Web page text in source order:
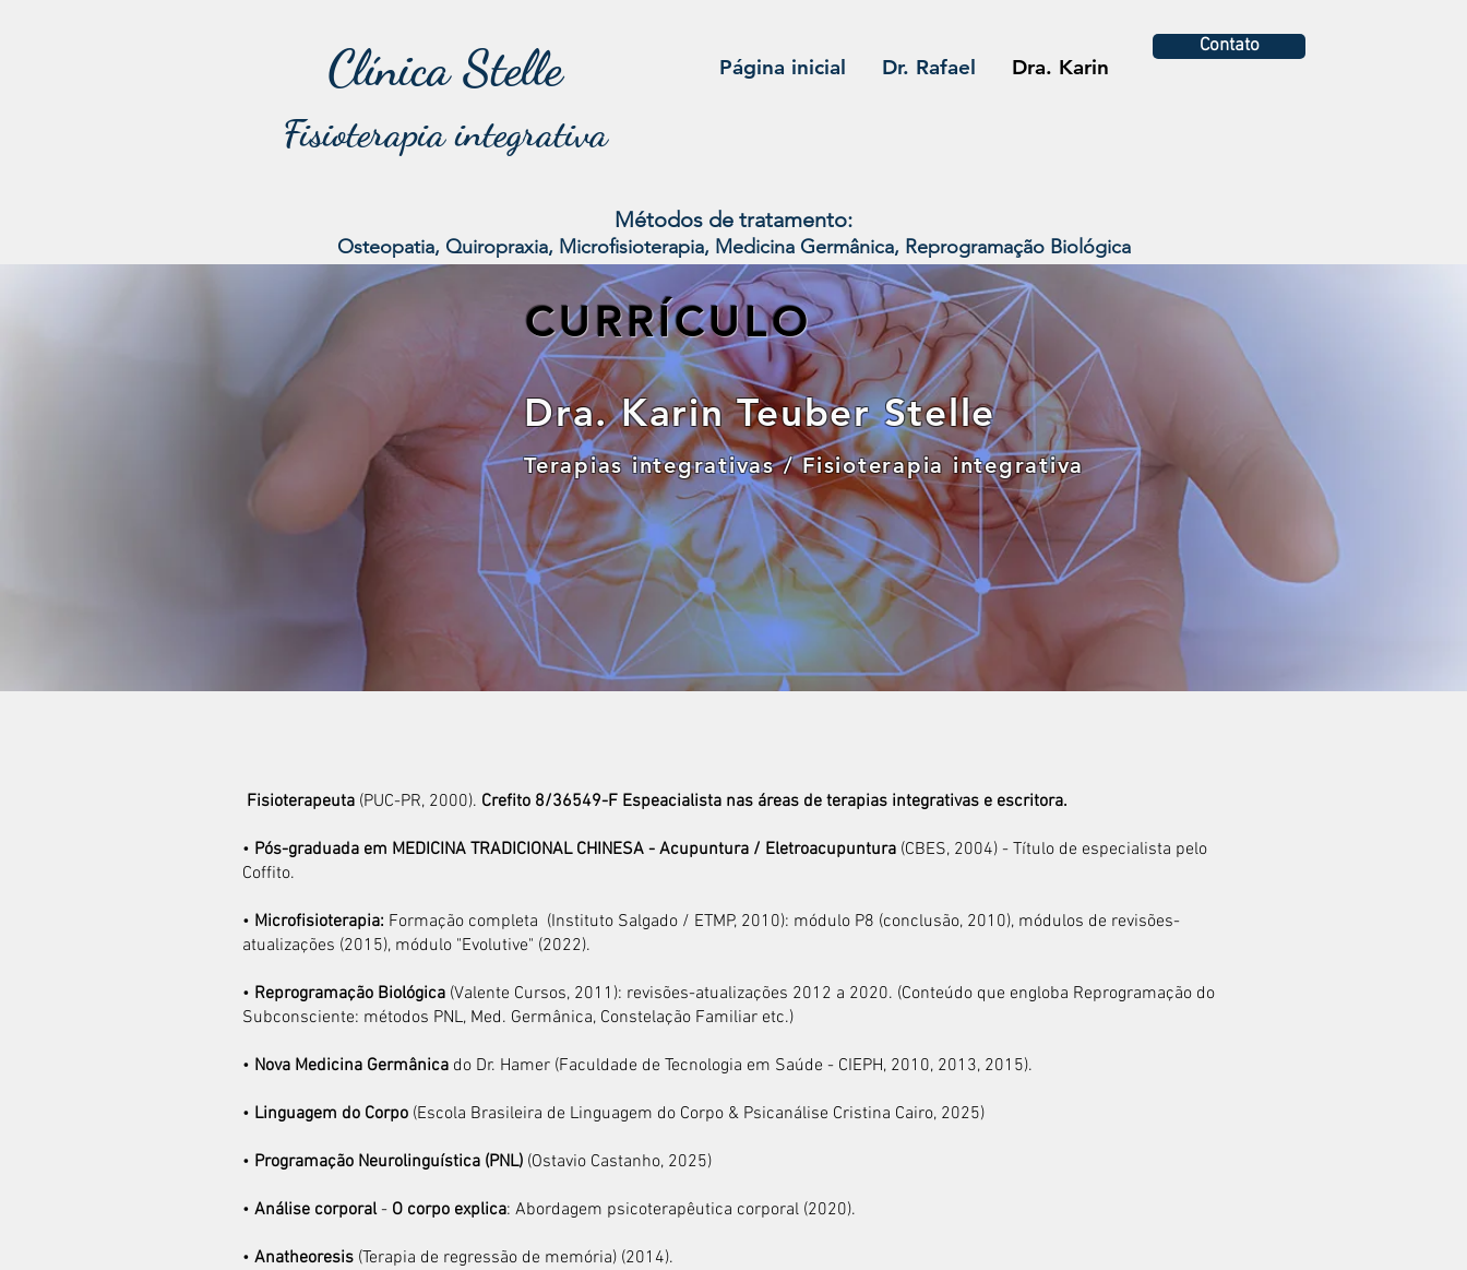
Clínica Stelle
Fisioterapia integrativa
Página inicial Dr. Rafael Dra. Karin
Contato
Métodos de tratamento:
Osteopatia, Quiropraxia, Microfisioterapia, Medicina Germânica, Reprogramação Biológica
CURRÍCULO
Dra. Karin Teuber Stelle
Terapias integrativas / Fisioterapia integrativa
Fisioterapeuta (PUC-PR, 2000). Crefito 8/36549-F Espeacialista nas áreas de terapias integrativas e escritora.
• Pós-graduada em MEDICINA TRADICIONAL CHINESA - Acupuntura / Eletroacupuntura (CBES, 2004) - Título de especialista pelo
Coffito.
• Microfisioterapia: Formação completa (Instituto Salgado / ETMP, 2010): módulo P8 (conclusão, 2010), módulos de revisões-
atualizações (2015), módulo "Evolutive" (2022).
• Reprogramação Biológica (Valente Cursos, 2011): revisões-atualizações 2012 a 2020. (Conteúdo que engloba Reprogramação do
Subconsciente: métodos PNL, Med. Germânica, Constelação Familiar etc.)
• Nova Medicina Germânica do Dr. Hamer (Faculdade de Tecnologia em Saúde - CIEPH, 2010, 2013, 2015).
• Linguagem do Corpo (Escola Brasileira de Linguagem do Corpo & Psicanálise Cristina Cairo, 2025)
• Programação Neurolinguística (PNL) (Ostavio Castanho, 2025)
• Análise corporal- O corpo explica: Abordagem psicoterapêutica corporal (2020).
• Anatheoresis (Terapia de regressão de memória) (2014).